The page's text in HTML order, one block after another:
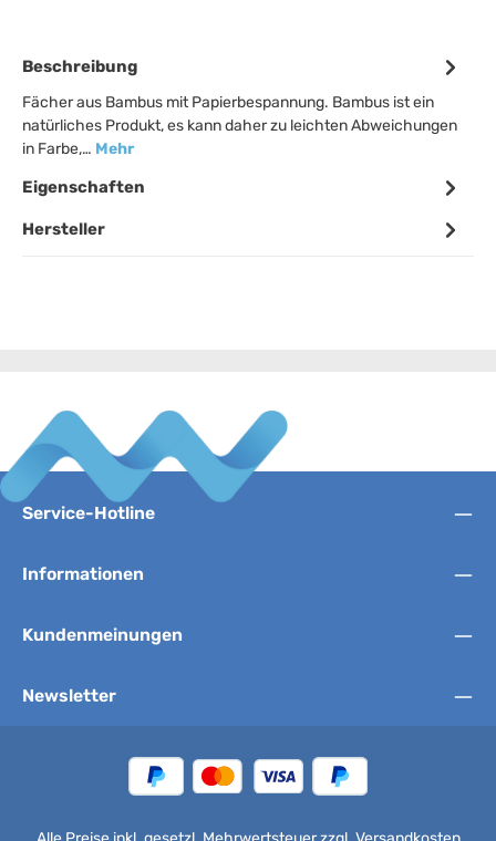
Beschreibung
Fächer aus Bambus mit Papierbespannung. Bambus ist ein
natürliches Produkt, es kann daher zu leichten Abweichungen
in Farbe,… Mehr
Eigenschaften
Hersteller
Service-Hotline
Informationen
Kundenmeinungen
Newsletter